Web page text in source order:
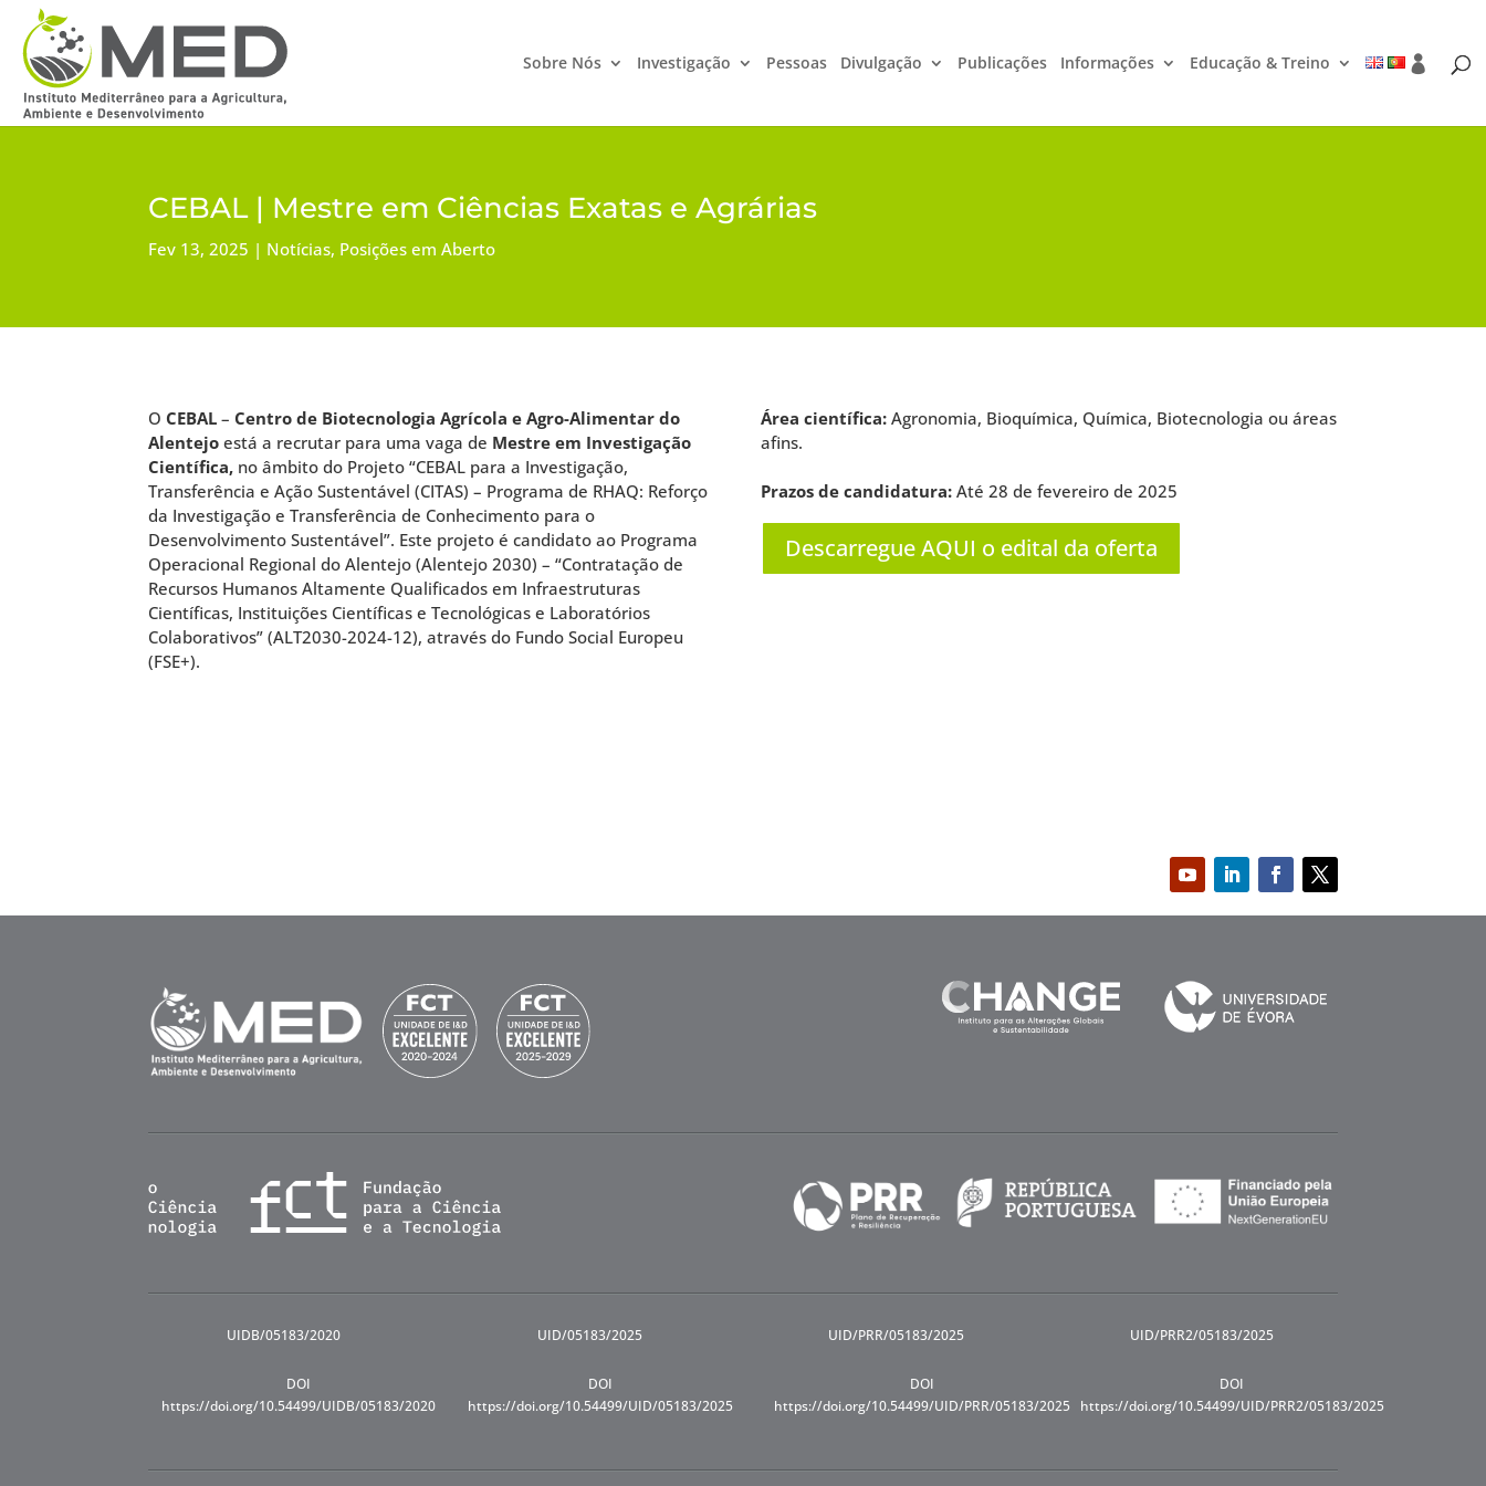
Sobre Nós Investigação Pessoas Divulgação Publicações Informações Educação & Treino
CEBAL | Mestre em Ciências Exatas e Agrárias
Fev 13, 2025 Notícias, Posições em Aberto
O CEBAL – Centro de Biotecnologia Agrícola e Agro-Alimentar do
Alentejo está a recrutar para uma vaga de Mestre em Investigação
Científica, no âmbito do Projeto “CEBAL para a Investigação,
Transferência e Ação Sustentável (CITAS) – Programa de RHAQ: Reforço
da Investigação e Transferência de Conhecimento para o
Desenvolvimento Sustentável”. Este projeto é candidato ao Programa
Operacional Regional do Alentejo (Alentejo 2030) – “Contratação de
Recursos Humanos Altamente Qualificados em Infraestruturas
Científicas, Instituições Científicas e Tecnológicas e Laboratórios
Colaborativos” (ALT2030-2024-12), através do Fundo Social Europeu
(FSE+).
Área científica: Agronomia, Bioquímica, Química, Biotecnologia ou áreas
afins.
Prazos de candidatura:Até 28 de fevereiro de 2025
Descarregue AQUI o edital da oferta
UIDB/05183/2020
DOI
https://doi.org/10.54499/UIDB/05183/2020
UID/05183/2025
DOI
https://doi.org/10.54499/UID/05183/2025
UID/PRR/05183/2025
DOI
https://doi.org/10.54499/UID/PRR/05183/2025
UID/PRR2/05183/2025
DOI
https://doi.org/10.54499/UID/PRR2/05183/2025